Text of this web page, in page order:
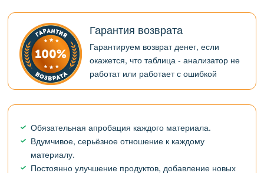
Гарантия возврата
Гарантируем возврат денег, если
окажется, что таблица - анализатор не
работат или работает с ошибкой
Обязательная апробация каждого материала.
Вдумчивое, серьёзное отношение к каждому
материалу.
Постоянно улучшение продуктов, добавление новых